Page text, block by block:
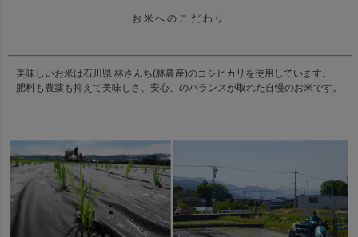
お米へのこだわり
美味しいお米は石川県 林さんち(林農産)のコシヒカリを使用しています。
肥料も農薬も抑えて美味しさ、安心、のバランスが取れた自慢のお米です。